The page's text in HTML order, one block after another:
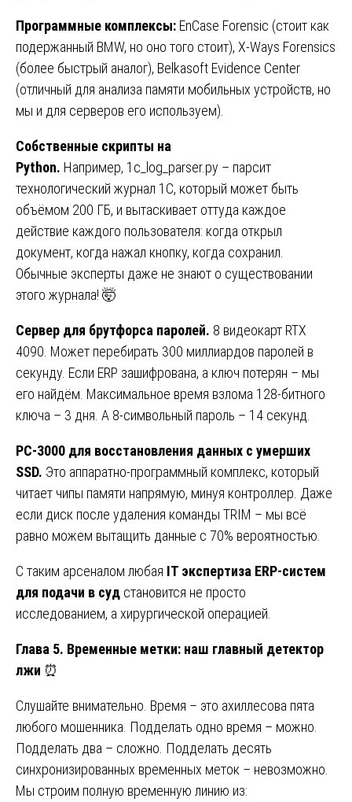
Программные комплексы: EnCase Forensic (стоит как
подержанный BMW, но оно того стоит), X-Ways Forensics
(более быстрый аналог), Belkasoft Evidence Center
(отличный для анализа памяти мобильных устройств, но
мы и для серверов его используем).
Собственные скрипты на
Python. Например, 1c_log_parser.py – парсит
технологический журнал 1С, который может быть
объёмом 200 ГБ, и вытаскивает оттуда каждое
действие каждого пользователя: когда открыл
документ, когда нажал кнопку, когда сохранил.
Обычные эксперты даже не знают о существовании
этого журнала! 🤯
Сервер для брутфорса паролей. 8 видеокарт RTX
4090. Может перебирать 300 миллиардов паролей в
секунду. Если ERP зашифрована, а ключ потерян – мы
его найдём. Максимальное время взлома 128-битного
ключа – 3 дня. А 8-символьный пароль – 14 секунд.
PC-3000 для восстановления данных с умерших
SSD. Это аппаратно-программный комплекс, который
читает чипы памяти напрямую, минуя контроллер. Даже
если диск после удаления команды TRIM – мы всё
равно можем вытащить данные с 70% вероятностью.
С таким арсеналом любая IT экспертиза ERP-систем
для подачи в суд становится не просто
исследованием, а хирургической операцией.
Глава 5. Временные метки: наш главный детектор
лжи ⏰
Слушайте внимательно. Время – это ахиллесова пята
любого мошенника. Подделать одно время – можно.
Подделать два – сложно. Подделать десять
синхронизированных временных меток – невозможно.
Мы строим полную временную линию из: